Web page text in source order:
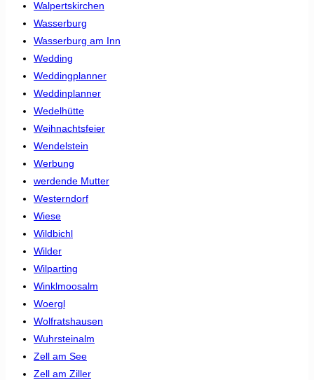
Walpertskirchen
Wasserburg
Wasserburg am Inn
Wedding
Weddingplanner
Weddinplanner
Wedelhütte
Weihnachtsfeier
Wendelstein
Werbung
werdende Mutter
Westerndorf
Wiese
Wildbichl
Wilder
Wilparting
Winklmoosalm
Woergl
Wolfratshausen
Wuhrsteinalm
Zell am See
Zell am Ziller